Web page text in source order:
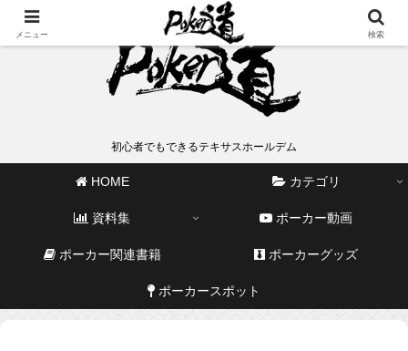
初心者でもできるテキサスホールデム
HOME カテゴリ
資料集 ポーカー動画
ポーカー関連書籍 ポーカーグッズ
ポーカースポット
メニュー 検索